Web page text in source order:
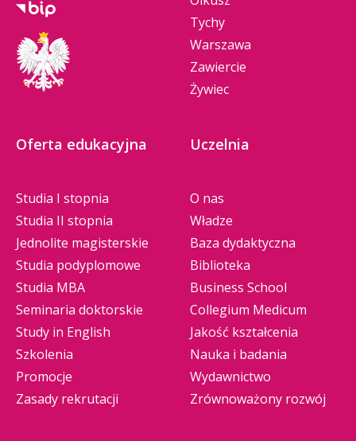
Tychy
Warszawa
Zawiercie
Żywiec
Oferta edukacyjna
Studia I stopnia
Studia II stopnia
Jednolite magisterskie
Studia podyplomowe
Studia MBA
Seminaria doktorskie
Study in English
Szkolenia
Promocje
Zasady rekrutacji
Uczelnia
O nas
Władze
Baza dydaktyczna
Biblioteka
Business School
Collegium Medicum
Jakość kształcenia
Nauka i badania
Wydawnictwo
Zrównoważony rozwój